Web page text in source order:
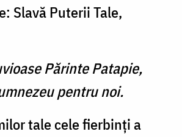
Slavă Puterii Tale,
Părinte Patapie,
pentru noi.
tale cele fierbinţi a